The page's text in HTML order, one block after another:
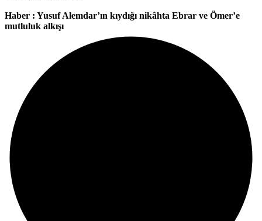
Haber : Yusuf Alemdar’ın kıydığı nikâhta Ebrar ve Ömer’e
mutluluk alkışı